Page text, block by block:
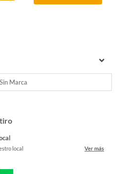
Sin Marca
local Ver más